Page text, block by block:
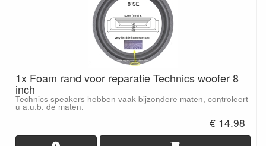
1x Foam rand voor reparatie Technics woofer 8
inch
Technics speakers hebben vaak bijzondere maten, controleert
u a.u.b. de maten.
€ 14.98